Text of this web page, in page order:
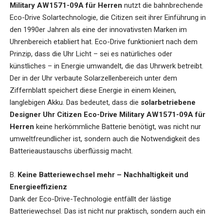
Military AW1571-09A für Herren nutzt die bahnbrechende
Eco-Drive Solartechnologie, die Citizen seit ihrer Einführung in
den 1990er Jahren als eine der innovativsten Marken im
Uhrenbereich etabliert hat. Eco-Drive funktioniert nach dem
Prinzip, dass die Uhr Licht – sei es natürliches oder
künstliches – in Energie umwandelt, die das Uhrwerk betreibt.
Der in der Uhr verbaute Solarzellenbereich unter dem
Ziffernblatt speichert diese Energie in einem kleinen,
langlebigen Akku. Das bedeutet, dass die solarbetriebene
Designer Uhr Citizen Eco-Drive Military AW1571-09A für
Herren keine herkömmliche Batterie benötigt, was nicht nur
umweltfreundlicher ist, sondern auch die Notwendigkeit des
Batterieaustauschs überflüssig macht.
B. Keine Batteriewechsel mehr – Nachhaltigkeit und
Energieeffizienz
Dank der Eco-Drive-Technologie entfällt der lästige
Batteriewechsel. Das ist nicht nur praktisch, sondern auch ein